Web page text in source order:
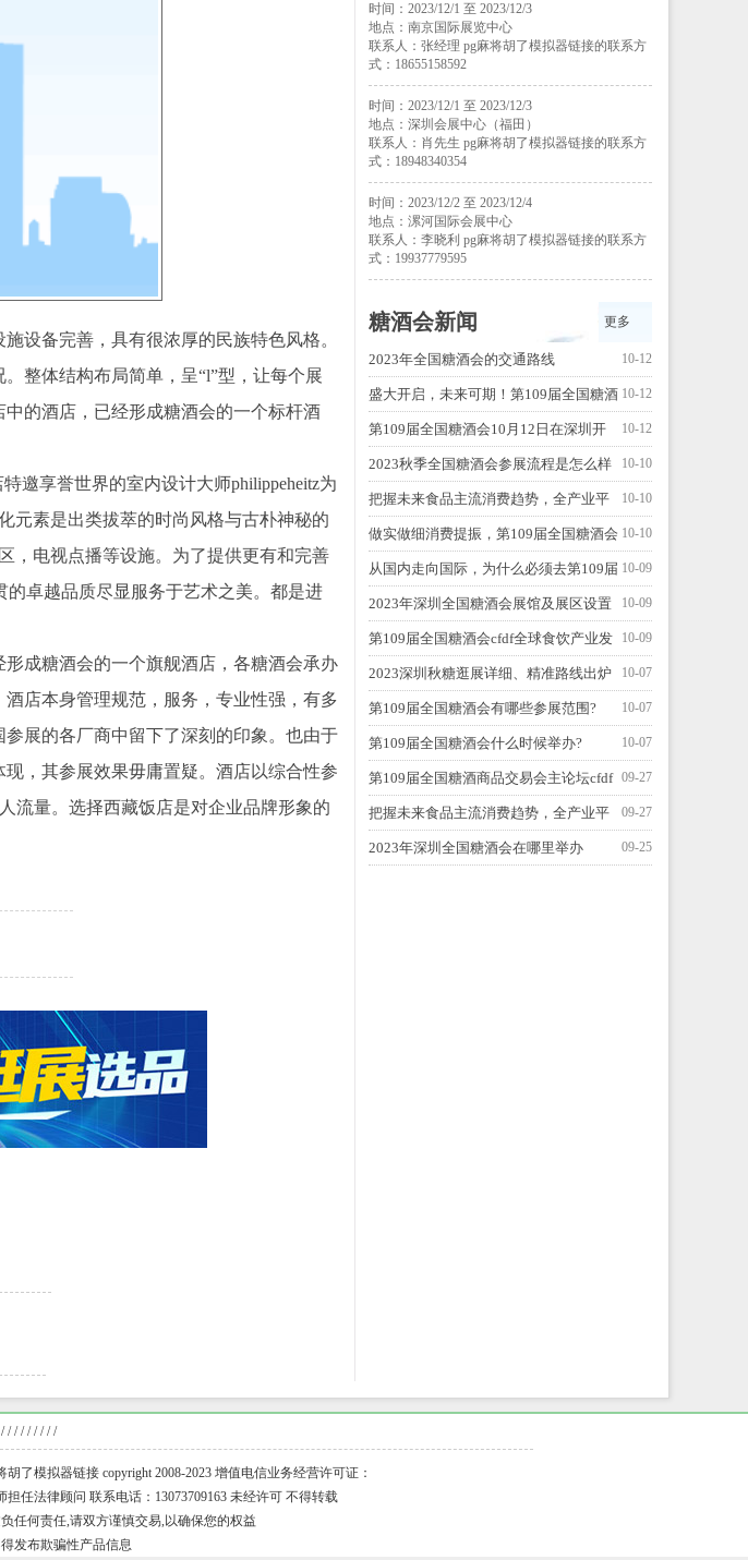
设备完善，具有很浓厚的民族特色风格。
整体结构布局简单，呈“l”型，让每个展
的酒店，已经形成糖酒会的一个标杆酒
邀享誉世界的室内设计大师philippeheitz为
元素是出类拔萃的时尚风格与古朴神秘的
，电视点播等设施。为了提供更有和完善
的卓越品质尽显服务于艺术之美。都是进
成糖酒会的一个旗舰酒店，各糖酒会承办
店本身管理规范，服务，专业性强，有多
展的各厂商中留下了深刻的印象。也由于
，其参展效果毋庸置疑。酒店以综合性参
流量。选择西藏饭店是对企业品牌形象的
时间：2023/12/1 至 2023/12/3
地点：南京国际展览中心
联系人：张经理 pg麻将胡了模拟器链接的联系方
式：18655158592
时间：2023/12/1 至 2023/12/3
地点：深圳会展中心（福田）
联系人：肖先生 pg麻将胡了模拟器链接的联系方
式：18948340354
时间：2023/12/2 至 2023/12/4
地点：漯河国际会展中心
联系人：李晓利 pg麻将胡了模拟器链接的联系方
式：19937779595
糖酒会新闻 更多
10-12
2023年全国糖酒会的交通路线
10-12
盛大开启，未来可期！第109届全国糖酒
会，惊喜升级！ 10-12
第109届全国糖酒会10月12日在深圳开
幕！ 10-10
2023秋季全国糖酒会参展流程是怎么样
的？ 10-10
把握未来食品主流消费趋势，全产业平
台赋能实现多方共赢 10-10
做实做细消费提振，第109届全国糖酒会
积极推进“以展兴业” 10-09
从国内走向国际，为什么必须去第109届
全国糖酒会？ 10-09
2023年深圳全国糖酒会展馆及展区设置
10-09
第109届全国糖酒会cfdf全球食饮产业发
展峰会 10-07
2023深圳秋糖逛展详细、精准路线出炉
啦！ 10-07
第109届全国糖酒会有哪些参展范围?
10-07
第109届全国糖酒会什么时候举办?
09-27
第109届全国糖酒商品交易会主论坛cfdf
全球食饮产业发展峰会 09-27
把握未来食品主流消费趋势，全产业平
台赋能实现多方共赢 09-25
2023年深圳全国糖酒会在哪里举办
/ / / / / / / /
了模拟器链接 copyright 2008-2023 增值电信业务经营许可证：
任法律顾问 联系电话：13073709163 未经许可 不得转载
任何责任,请双方谨慎交易,以确保您的权益
发布欺骗性产品信息